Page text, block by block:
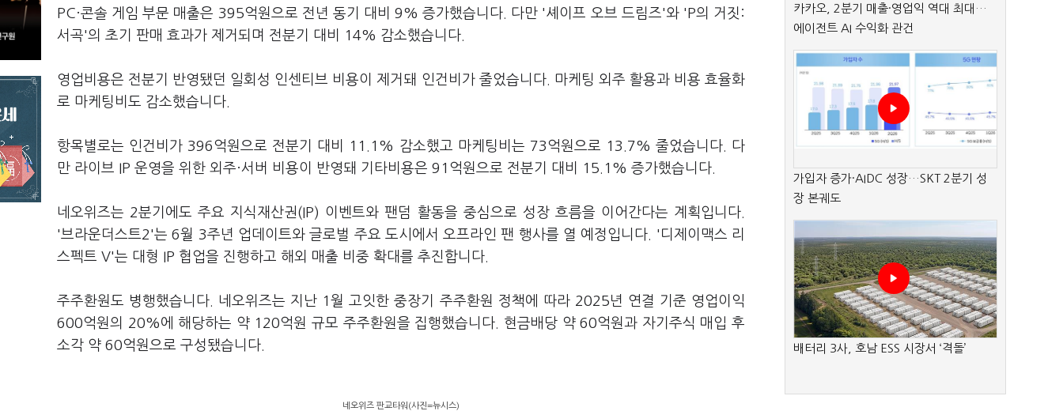
PC·콘솔 게임 부문 매출은 395억원으로 전년 동기 대비 9% 증가했습니다. 다만 '셰이프 오브 드림즈'와 'P의 거짓:
서곡'의 초기 판매 효과가 제거되며 전분기 대비 14% 감소했습니다.
영업비용은 전분기 반영됐던 일회성 인센티브 비용이 제거돼 인건비가 줄었습니다. 마케팅 외주 활용과 비용 효율화
로 마케팅비도 감소했습니다.
항목별로는 인건비가 396억원으로 전분기 대비 11.1% 감소했고 마케팅비는 73억원으로 13.7% 줄었습니다. 다
만 라이브 IP 운영을 위한 외주·서버 비용이 반영돼 기타비용은 91억원으로 전분기 대비 15.1% 증가했습니다.
네오위즈는 2분기에도 주요 지식재산권(IP) 이벤트와 팬덤 활동을 중심으로 성장 흐름을 이어간다는 계획입니다.
'브라운더스트2'는 6월 3주년 업데이트와 글로벌 주요 도시에서 오프라인 팬 행사를 열 예정입니다. '디제이맥스 리
스펙트 V'는 대형 IP 협업을 진행하고 해외 매출 비중 확대를 추진합니다.
주주환원도 병행했습니다. 네오위즈는 지난 1월 고잇한 중장기 주주환원 정책에 따라 2025년 연결 기준 영업이익
600억원의 20%에 해당하는 약 120억원 규모 주주환원을 집행했습니다. 현금배당 약 60억원과 자기주식 매입 후
소각 약 60억원으로 구성됐습니다.
네오위즈 판교타워(사진=뉴시스)
카카오, 2분기 매출·영업익 역대 최대…
에이전트 AI 수익화 관건
가입자 증가·AIDC 성장…SKT 2분기 성
장 본궤도
배터리 3사, 호남 ESS 시장서 ‘격돌’